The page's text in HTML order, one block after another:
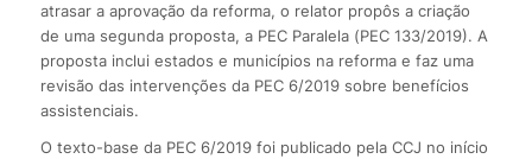
atrasar a aprovação da reforma, o relator propôs a criação
de uma segunda proposta, a PEC Paralela (PEC 133/2019). A
proposta inclui estados e municípios na reforma e faz uma
revisão das intervenções da PEC 6/2019 sobre benefícios
assistenciais.
O texto-base da PEC 6/2019 foi publicado pela CCJ no início